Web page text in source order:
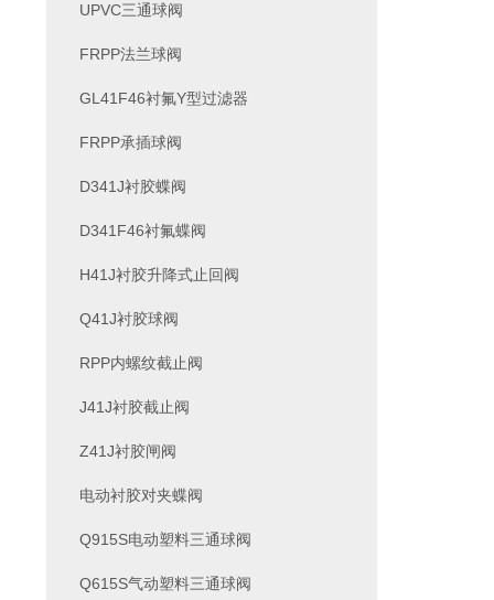
UPVC三通球阀
FRPP法兰球阀
GL41F46衬氟Y型过滤器
FRPP承插球阀
D341J衬胶蝶阀
D341F46衬氟蝶阀
H41J衬胶升降式止回阀
Q41J衬胶球阀
RPP内螺纹截止阀
J41J衬胶截止阀
Z41J衬胶闸阀
电动衬胶对夹蝶阀
Q915S电动塑料三通球阀
Q615S气动塑料三通球阀